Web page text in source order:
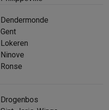
Dendermonde
Gent
Lokeren
Ninove
Ronse
Drogenbos